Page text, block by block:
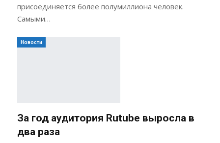
присоединяется более полумиллиона человек.
Самыми…
Новости
За год аудитория Rutube выросла в
два раза